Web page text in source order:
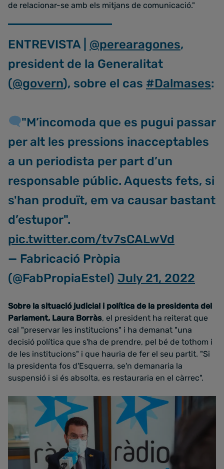
de relacionar-se amb els mitjans de comunicació."
ENTREVISTA | @perearagones,
president de la Generalitat
(@govern), sobre el cas #Dalmases:
"M’incomoda que es pugui passar
per alt les pressions inacceptables
a un periodista per part d’un
responsable públic. Aquests fets, si
s'han produït, em va causar bastant
d’estupor".
pic.twitter.com/tv7sCALwVd
— Fabricació Pròpia
(@FabPropiaEstel) July 21, 2022
Sobre la situació judicial i política de la presidenta del
Parlament, Laura Borràs, el president ha reiterat que
cal "preservar les institucions" i ha demanat "una
decisió política que s'ha de prendre, pel bé de tothom i
de les institucions" i que hauria de fer el seu partit. "Si
la presidenta fos d'Esquerra, se'n demanaria la
suspensió i si és absolta, es restauraria en el càrrec".